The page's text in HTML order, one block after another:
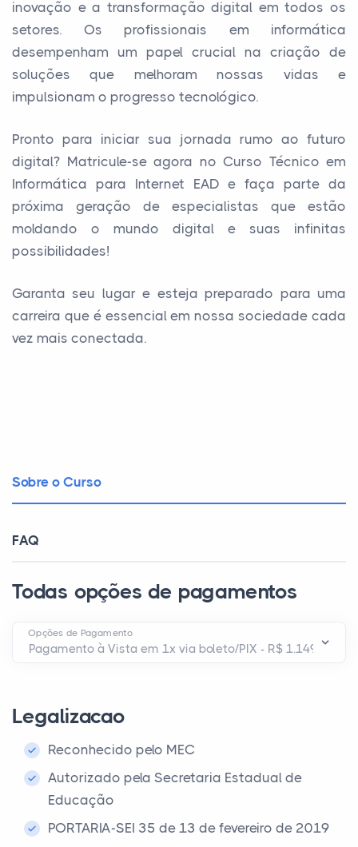
inovação e a transformação digital em todos os
setores. Os profissionais em informática
desempenham um papel crucial na criação de
soluções que melhoram nossas vidas e
impulsionam o progresso tecnológico.
Pronto para iniciar sua jornada rumo ao futuro
digital? Matricule-se agora no Curso Técnico em
Informática para Internet EAD e faça parte da
próxima geração de especialistas que estão
moldando o mundo digital e suas infinitas
possibilidades!
Garanta seu lugar e esteja preparado para uma
carreira que é essencial em nossa sociedade cada
vez mais conectada.
Sobre o Curso
FAQ
Todas opções de pagamentos
Opções de Pagamento
Legalizacao
Reconhecido pelo MEC
Autorizado pela Secretaria Estadual de
Educação
PORTARIA-SEI 35 de 13 de fevereiro de 2019